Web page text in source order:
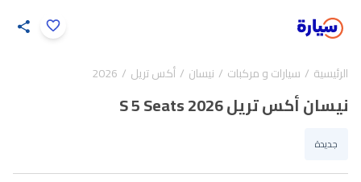
الرئيسية سيارات و مركبات نيسان أكس تريل 2026
نيسان أكس تريل S 5 Seats 2026
جديدة